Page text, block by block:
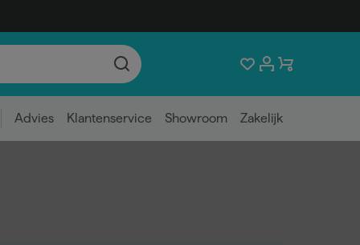
Advies Klantenservice Showroom Zakelijk